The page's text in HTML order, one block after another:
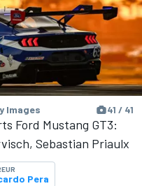
Images 41 / 41
Ford Mustang GT3:
Sebastian Priaulx
Pera